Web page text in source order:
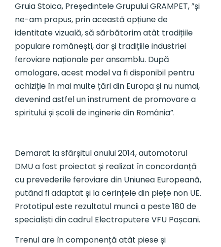
Gruia Stoica, Președintele Grupului GRAMPET, ”și
ne-am propus, prin această opțiune de
identitate vizuală, să sărbătorim atât tradițiile
populare românești, dar și tradițiile industriei
feroviare naționale per ansamblu. După
omologare, acest model va fi disponibil pentru
achiziție în mai multe țări din Europa și nu numai,
devenind astfel un instrument de promovare a
spiritului și școlii de inginerie din România”.
Demarat la sfârșitul anului 2014, automotorul
DMU a fost proiectat și realizat în concordanță
cu prevederile feroviare din Uniunea Europeană,
putând fi adaptat și la cerințele din piețe non UE.
Prototipul este rezultatul muncii a peste 180 de
specialiști din cadrul Electroputere VFU Pașcani.
Trenul are în componență atât piese și